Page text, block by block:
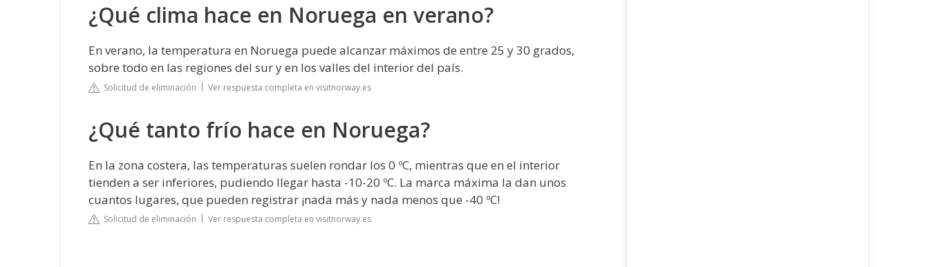
¿Qué clima hace en Noruega en verano?
En verano, la temperatura en Noruega puede alcanzar máximos de entre 25 y 30 grados,
sobre todo en las regiones del sur y en los valles del interior del país.
Solicitud de eliminación Ver respuesta completa en visitnorway.es
¿Qué tanto frío hace en Noruega?
En la zona costera, las temperaturas suelen rondar los 0 ºC, mientras que en el interior
tienden a ser inferiores, pudiendo llegar hasta -10-20 ºC. La marca máxima la dan unos
cuantos lugares, que pueden registrar ¡nada más y nada menos que -40 ºC!
Solicitud de eliminación Ver respuesta completa en visitnorway.es